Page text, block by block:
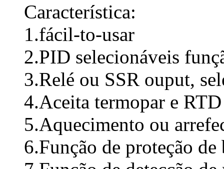
Característica:
1.fácil-to-usar
2.PID selecionáveis
3.Relé ou SSR ouput,
4.Aceita termopar e
5.Aquecimento ou
6.Função de proteção